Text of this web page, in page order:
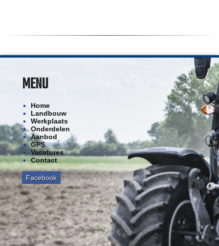
MENU
Home
Landbouw
Werkplaats
Onderdelen
Aanbod
GPS
Vacatures
Contact
Facebook